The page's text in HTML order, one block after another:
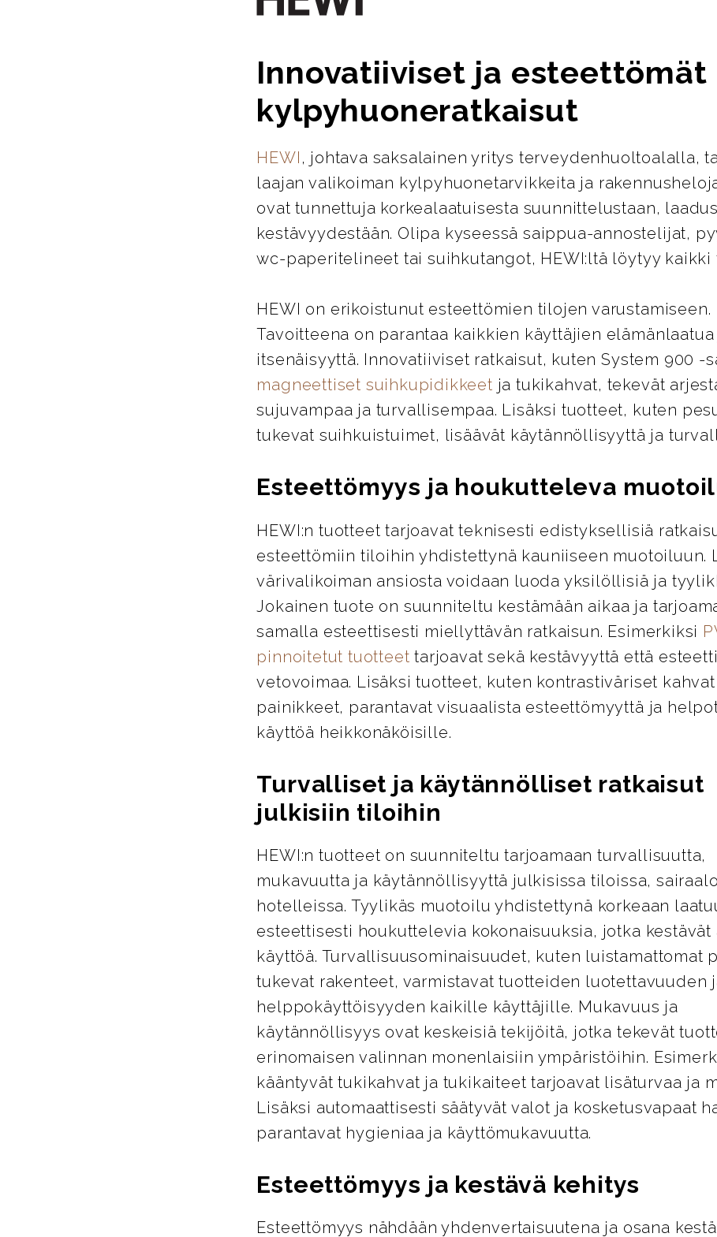
Innovatiiviset ja esteettömät
kylpyhuoneratkaisut
HEWI , johtava saksalainen yritys terveydenhuoltoalalla,
laajan valikoiman kylpyhuonetarvikkeita ja
ovat tunnettuja korkealaatuisesta suunnittelustaan,
kestävyydestään. Olipa kyseessä saippua-annostelijat,
wc-paperitelineet tai suihkutangot, HEWI:ltä löytyy kaikki
HEWI on erikoistunut esteettömien tilojen varustamiseen.
Tavoitteena on parantaa kaikkien käyttäjien elämänlaatua
itsenäisyyttä. Innovatiiviset ratkaisut, kuten System 900 -
magneettiset suihkupidikkeet ja tukikahvat, tekevät
sujuvampaa ja turvallisempaa. Lisäksi tuotteet, kuten
tukevat suihkuistuimet, lisäävät käytännöllisyyttä ja
Esteettömyys ja houkutteleva
HEWI:n tuotteet tarjoavat teknisesti edistyksellisiä
esteettömiin tiloihin yhdistettynä kauniiseen muotoiluun.
värivalikoiman ansiosta voidaan luoda yksilöllisiä ja
Jokainen tuote on suunniteltu kestämään aikaa ja
samalla esteettisesti miellyttävän ratkaisun. Esimerkiksi
pinnoitetut tuotteet tarjoavat sekä kestävyyttä että
vetovoimaa. Lisäksi tuotteet, kuten kontrastiväriset
painikkeet, parantavat visuaalista esteettömyyttä ja
käyttöä heikkonäköisille.
Turvalliset ja käytännölliset ratkaisut
julkisiin tiloihin
HEWI:n tuotteet on suunniteltu tarjoamaan turvallisuutta,
mukavuutta ja käytännöllisyyttä julkisissa tiloissa,
hotelleissa. Tyylikäs muotoilu yhdistettynä korkeaan
esteettisesti houkuttelevia kokonaisuuksia, jotka kestävät
käyttöä. Turvallisuusominaisuudet, kuten luistamattomat
tukevat rakenteet, varmistavat tuotteiden luotettavuuden
helppokäyttöisyyden kaikille käyttäjille. Mukavuus ja
käytännöllisyys ovat keskeisiä tekijöitä, jotka tekevät
erinomaisen valinnan monenlaisiin ympäristöihin.
kääntyvät tukikahvat ja tukikaiteet tarjoavat lisäturvaa ja
Lisäksi automaattisesti säätyvät valot ja kosketusvapaat
parantavat hygieniaa ja käyttömukavuutta.
Esteettömyys ja kestävä kehitys
Esteettömyys nähdään yhdenvertaisuutena ja osana